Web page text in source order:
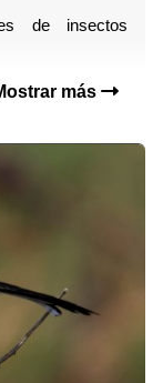
de insectos
más